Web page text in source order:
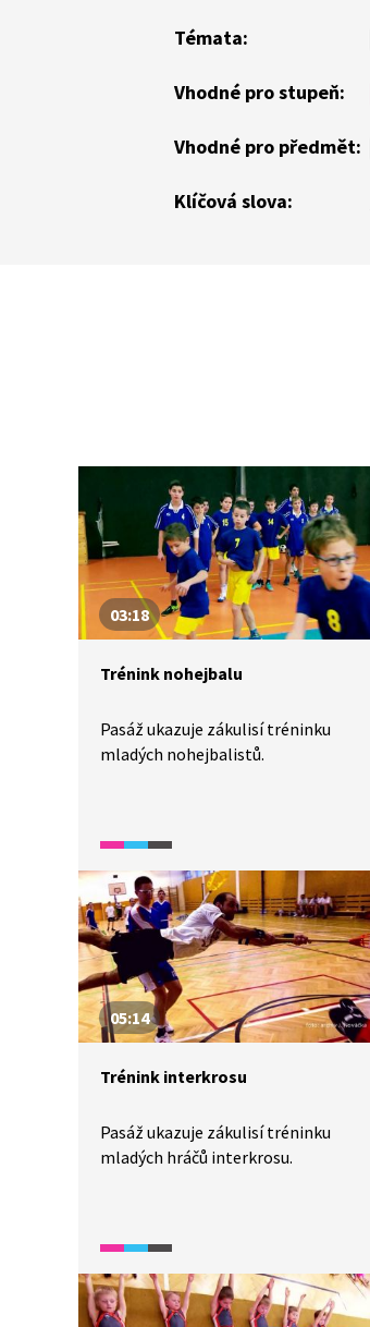
Témata:
Vhodné pro stupeň:
Vhodné pro předmět:
Klíčová slova:
03:18
Trénink nohejbalu
Pasáž ukazuje zákulisí tréninku
mladých nohejbalistů.
05:14
Trénink interkrosu
Pasáž ukazuje zákulisí tréninku
mladých hráčů interkrosu.